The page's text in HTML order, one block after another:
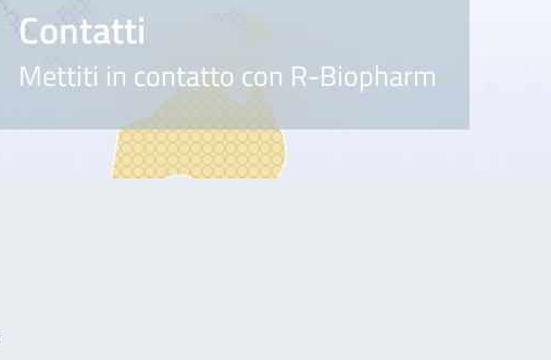
Contatti
Mettiti in contatto con R-Biopharm